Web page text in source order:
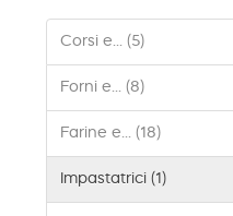
Corsi e... (5)
Forni e... (8)
Farine e... (18)
Impastatrici (1)